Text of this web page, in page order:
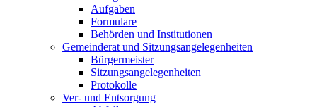
Aufgaben
Formulare
Behörden und Institutionen
Gemeinderat und Sitzungsangelegenheiten
Bürgermeister
Sitzungsangelegenheiten
Protokolle
Ver- und Entsorgung